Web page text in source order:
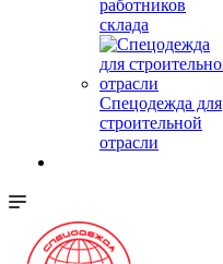
работников
склада
Спецодежда для
строительной
отрасли